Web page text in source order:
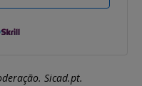
Sicad.pt.